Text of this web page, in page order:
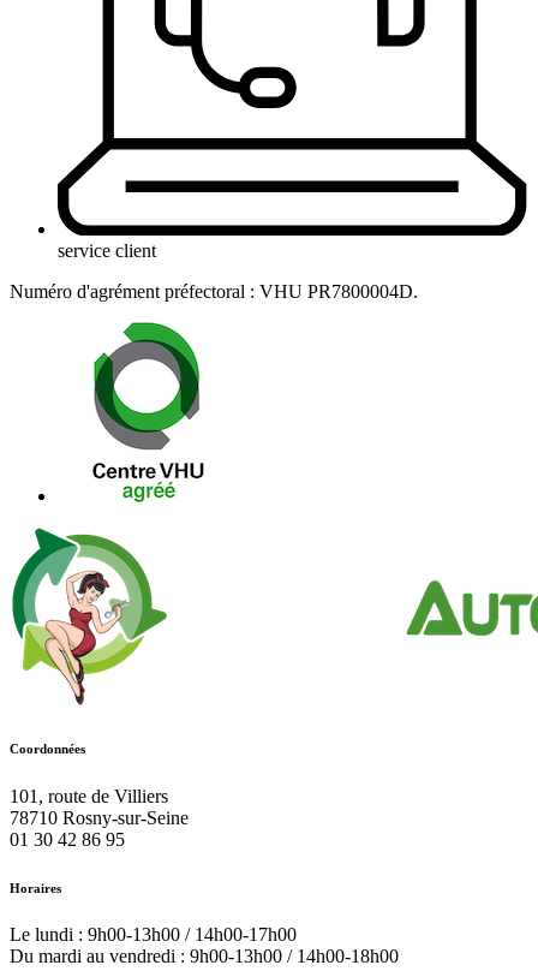
service client
Numéro d'agrément préfectoral : VHU PR7800004D.
Coordonnées
101, route de Villiers
78710 Rosny-sur-Seine
01 30 42 86 95
Horaires
Le lundi : 9h00-13h00 / 14h00-17h00
Du mardi au vendredi : 9h00-13h00 / 14h00-18h00